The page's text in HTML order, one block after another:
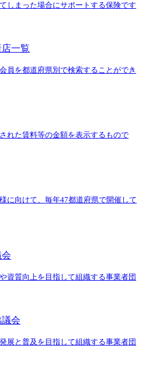
しまった場合にサポートする保険です
一覧
員を都道府県別で検索することができ
れた賃料等の金額を表示するもので
に向けて、毎年47都道府県で開催して
資質向上を目指して組織する事業者団
会
展と普及を目指して組織する事業者団